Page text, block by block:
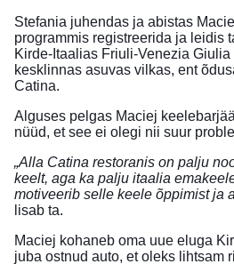
Stefania juhendas ja abistas
programmis registreerida ja leidis
Kirde-Itaalias Friuli-Venezia
kesklinnas asuvas vilkas, ent
Catina.
Alguses pelgas Maciej
nüüd, et see ei olegi nii suur
„Alla Catina restoranis on palju
keelt, aga ka palju itaalia
motiveerib selle keele õppimist ja
lisab ta.
Maciej kohaneb oma uue eluga
juba ostnud auto, et oleks lihtsam